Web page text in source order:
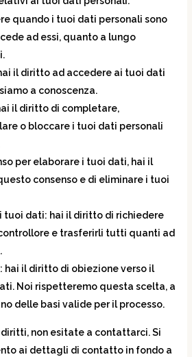
quando i tuoi dati personali sono
ad essi, quanto a lungo
il diritto ad accedere ai tuoi dati
a conoscenza.
il diritto di completare,
o bloccare i tuoi dati personali
per elaborare i tuoi dati, hai il
consenso e di eliminare i tuoi
tuoi dati: hai il diritto di richiedere
e trasferirli tutti quanti ad
hai il diritto di obiezione verso il
Noi rispetteremo questa scelta, a
delle basi valide per il processo.
non esitate a contattarci. Si
ai dettagli di contatto in fondo a